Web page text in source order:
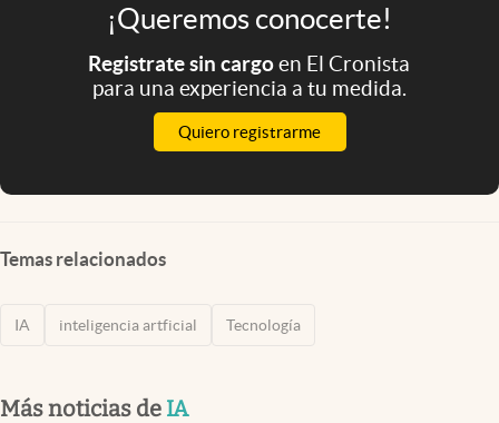
¡Queremos conocerte!
Registrate sin cargoen El Cronista
para una experiencia a tu medida.
Quiero registrarme
Temas relacionados
IA inteligencia artficial Tecnología
Más noticias de IA